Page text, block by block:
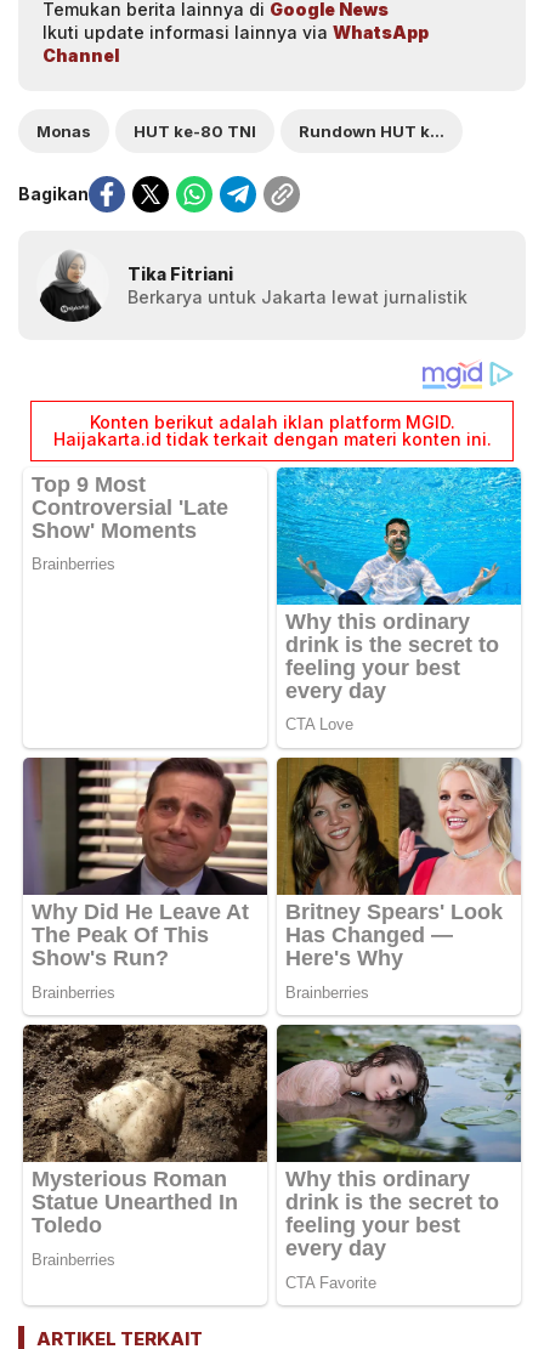
Temukan berita lainnya di Google News
Ikuti update informasi lainnya via WhatsApp
Channel
Monas HUT ke-80 TNI Rundown HUT ke-80 TNI
Bagikan
Tika Fitriani
Berkarya untuk Jakarta lewat jurnalistik
ARTIKEL TERKAIT